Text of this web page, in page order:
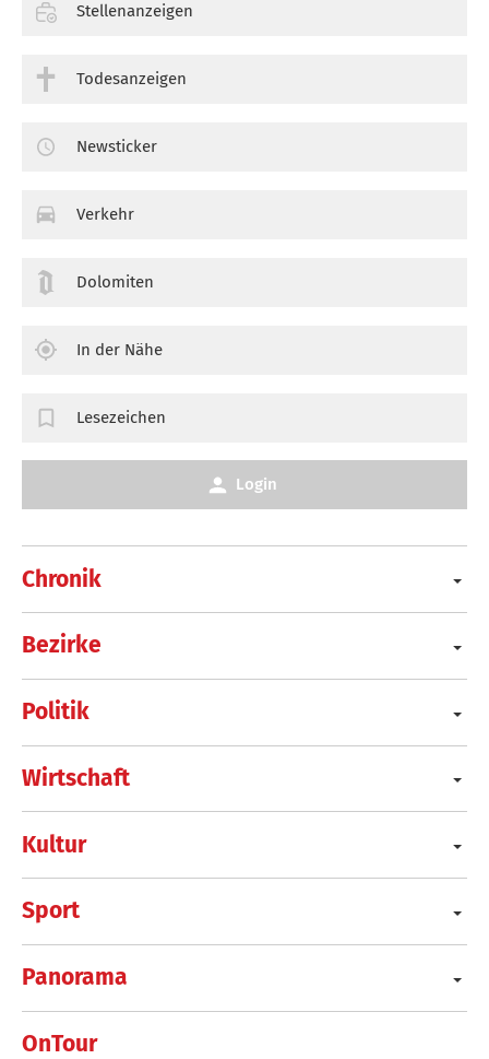
Chronik
Bezirke
Politik
Wirtschaft
Kultur
Sport
Panorama
OnTour
Stellenanzeigen
Todesanzeigen
Newsticker
Verkehr
Dolomiten
In der Nähe
Lesezeichen
Login